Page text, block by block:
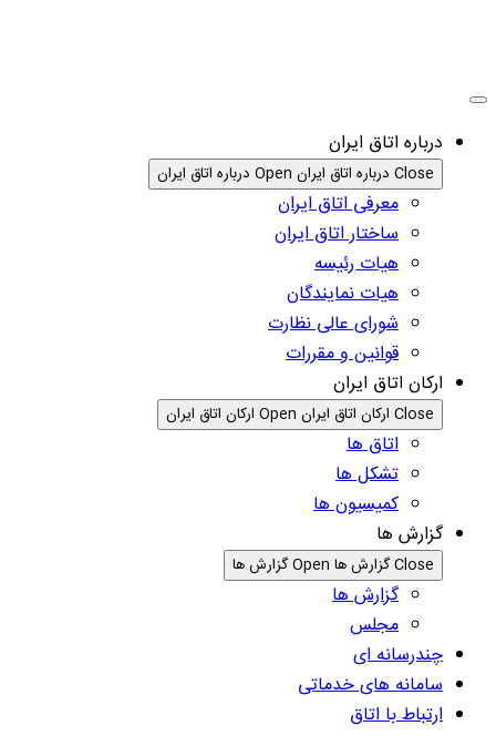
درباره اتاق ایران
Close درباره اتاق ایران Open درباره اتاق ایران
معرفی اتاق ایران
ساختار اتاق ایران
هیات رئیسه
هیات نمایندگان
شورای عالی نظارت
قوانین و مقررات
ارکان اتاق ایران
Close ارکان اتاق ایران Open ارکان اتاق ایران
اتاق ها
تشکل ها
کمیسیون ها
گزارش ها
Close گزارش ها Open گزارش ها
گزارش ها
مجلس
چندرسانه ای
سامانه های خدماتی
ارتباط با اتاق